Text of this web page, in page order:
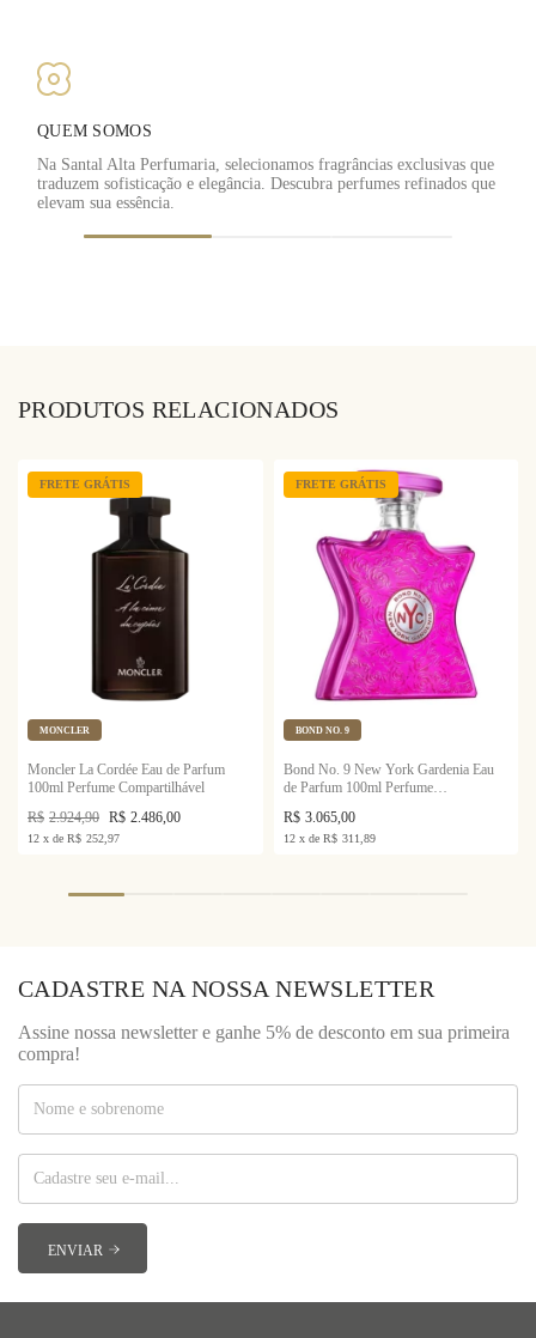
QUEM SOMOS
Na Santal Alta Perfumaria, selecionamos fragrâncias exclusivas que
traduzem sofisticação e elegância. Descubra perfumes refinados que
elevam sua essência.
PRODUTOS RELACIONADOS
FRETE GRÁTIS
MONCLER
Moncler La Cordée Eau de Parfum
100ml Perfume Compartilhável
R$ 2.486,00
R$ 2.924,90
12 x de R$ 252,97
FRETE GRÁTIS
BOND NO. 9
Bond No. 9 New York Gardenia Eau
de Parfum 100ml Perfume
R$ 3.065,00
12 x de R$ 311,89
CADASTRE NA NOSSA NEWSLETTER
Assine nossa newsletter e ganhe 5% de desconto em sua primeira
compra!